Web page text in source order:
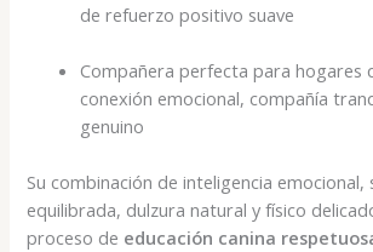
de refuerzo positivo suave
Compañera perfecta para hogares
conexión emocional, compañía
genuino
Su combinación de inteligencia emocional,
equilibrada, dulzura natural y físico
proceso de educación canina